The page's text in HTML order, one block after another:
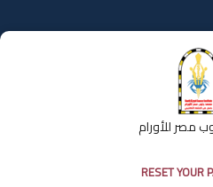
مصر للأورام
RESET YOUR